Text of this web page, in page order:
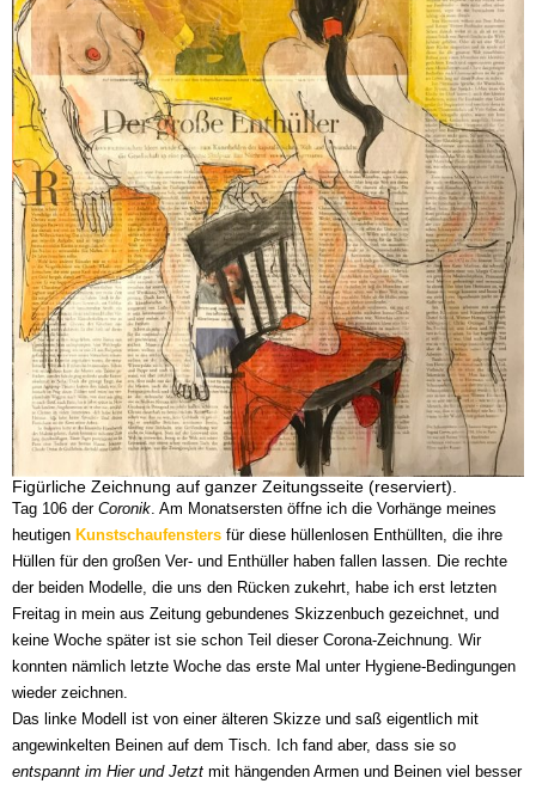
Figürliche Zeichnung auf ganzer Zeitungsseite (reserviert).
Tag 106 der Coronik. Am Monatsersten öffne ich die Vorhänge meines
heutigen Kunstschaufensters für diese hüllenlosen Enthüllten, die ihre
Hüllen für den großen Ver- und Enthüller haben fallen lassen. Die rechte
der beiden Modelle, die uns den Rücken zukehrt, habe ich erst letzten
Freitag in mein aus Zeitung gebundenes Skizzenbuch gezeichnet, und
keine Woche später ist sie schon Teil dieser Corona-Zeichnung. Wir
konnten nämlich letzte Woche das erste Mal unter Hygiene-Bedingungen
wieder zeichnen.
Das linke Modell ist von einer älteren Skizze und saß eigentlich mit
angewinkelten Beinen auf dem Tisch. Ich fand aber, dass sie so
entspannt im Hier und Jetzt mit hängenden Armen und Beinen viel besser